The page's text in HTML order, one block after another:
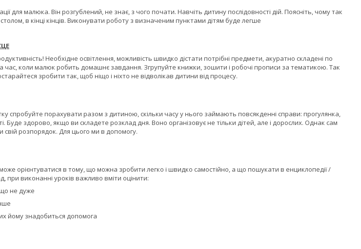
для малюка. Він розгублений, не знає, з чого почати. Навчіть дитину послідовності дій. Поясніть, чому так
в кінці кінців. Виконувати роботу з визначеним пунктами дітям буде легше
Необхідне освітлення, можливість швидко дістати потрібні предмети, акуратно складені по
час, коли малюк робить домашнє завдання. Згрупуйте книжки, зошити і робочі прописи за тематикою. Так
зробити так, щоб ніщо і ніхто не відволікав дитини від процесу.
спробуйте порахувати разом з дитиною, скільки часу у нього займають повсякденні справи: прогулянка,
Буде здорово, якщо ви складете розклад дня. Воно організовує не тільки дітей, але і дорослих. Однак сам
розпорядок. Для цього ми в допомогу.
орієнтуватися в тому, що можна зробити легко і швидко самостійно, а що пошукати в енциклопедії /
при виконанні уроків важливо вміти оцінити:
що не дуже
йому знадобиться допомога